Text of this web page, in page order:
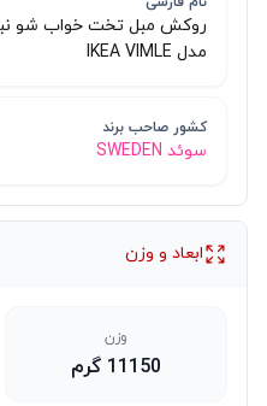
مدل IKEA VIMLE
کشور صاحب برند
سوئد SWEDEN
ابعاد و وزن
وزن
11150 گرم